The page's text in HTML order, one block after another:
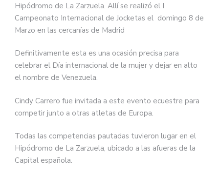
Hipódromo de La Zarzuela. Allí se realizó el I
Campeonato Internacional de Jocketas el domingo 8 de
Marzo en las cercanías de Madrid
Definitivamente esta es una ocasión precisa para
celebrar el Día internacional de la mujer y dejar en alto
el nombre de Venezuela.
Cindy Carrero fue invitada a este evento ecuestre para
competir junto a otras atletas de Europa.
Todas las competencias pautadas tuvieron lugar en el
Hipódromo de La Zarzuela, ubicado a las afueras de la
Capital española.